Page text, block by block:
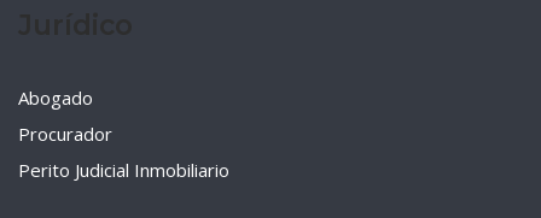
Abogado
Procurador
Perito Judicial Inmobiliario